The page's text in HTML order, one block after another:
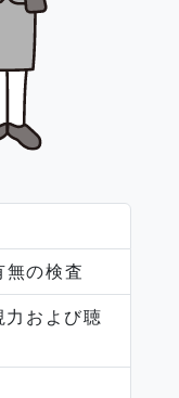
無の検査
および聴